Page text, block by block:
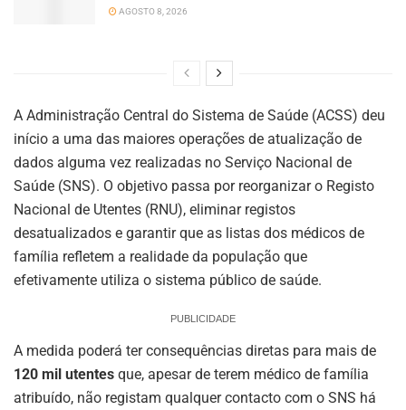
AGOSTO 8, 2026
A Administração Central do Sistema de Saúde (ACSS) deu
início a uma das maiores operações de atualização de
dados alguma vez realizadas no Serviço Nacional de
Saúde (SNS). O objetivo passa por reorganizar o Registo
Nacional de Utentes (RNU), eliminar registos
desatualizados e garantir que as listas dos médicos de
família refletem a realidade da população que
efetivamente utiliza o sistema público de saúde.
PUBLICIDADE
A medida poderá ter consequências diretas para mais de
120 mil utentes que, apesar de terem médico de família
atribuído, não registam qualquer contacto com o SNS há